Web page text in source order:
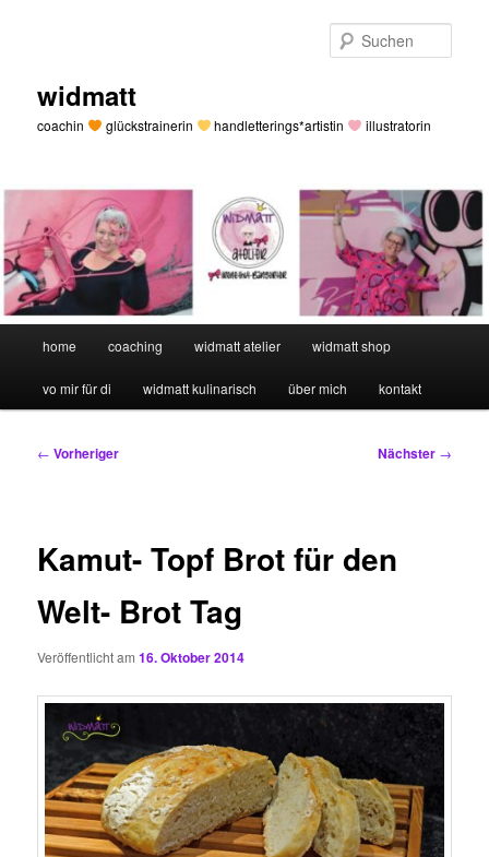
widmatt
coachin glückstrainerin handletterings*artistin illustratorin
home coaching widmatt atelier widmatt shop
vo mir für di widmatt kulinarisch über mich kontakt
Beitragsnavigation
← Vorheriger Nächster →
Kamut- Topf Brot für den
Welt- Brot Tag
Veröffentlicht am16. Oktober 2014